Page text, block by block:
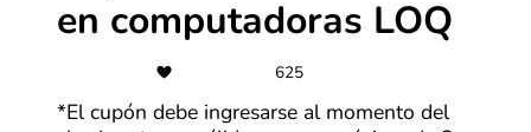
-50%
en computadoras LOQ
625
*El cupón debe ingresarse al momento del